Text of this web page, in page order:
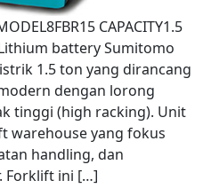
CAPACITY1.5
Lithium battery Sumitomo
1.5 ton yang dirancang
dengan lorong
tinggi (high racking). Unit
warehouse yang fokus
handling, dan
Forklift ini […]